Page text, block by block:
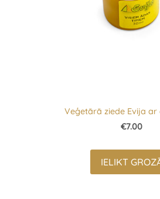
Veģetārā ziede Evija ar
€7.00
IELIKT